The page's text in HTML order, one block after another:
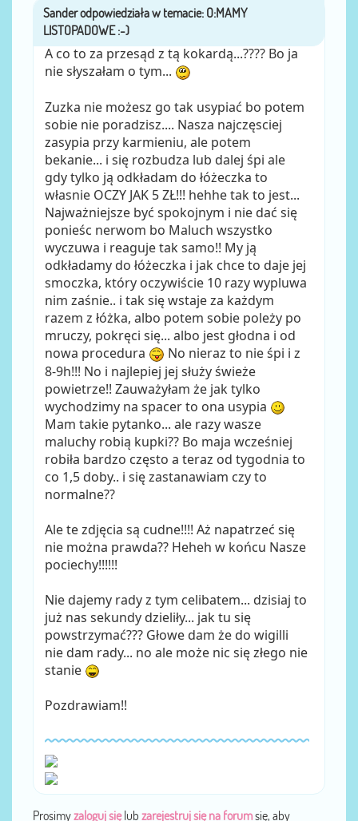
przezSander
A co to za przesąd z tą kokardą...???? Bo ja
nie słyszałam o tym...
Zuzka nie możesz go tak usypiać bo potem
sobie nie poradzisz.... Nasza najczęsciej
zasypia przy karmieniu, ale potem
bekanie... i się rozbudza lub dalej śpi ale
gdy tylko ją odkładam do łóżeczka to
własnie OCZY JAK 5 ZŁ!!! hehhe tak to jest...
Najważniejsze być spokojnym i nie dać się
ponieśc nerwom bo Maluch wszystko
wyczuwa i reaguje tak samo!! My ją
odkładamy do łóżeczka i jak chce to daje jej
smoczka, który oczywiście 10 razy wypluwa
nim zaśnie.. i tak się wstaje za każdym
razem z łóżka, albo potem sobie poleży po
mruczy, pokręci się... albo jest głodna i od
nowa procedura
No nieraz to nie śpi i z
8-9h!!! No i najlepiej jej służy świeże
powietrze!! Zauważyłam że jak tylko
wychodzimy na spacer to ona usypia
Mam takie pytanko... ale razy wasze
maluchy robią kupki?? Bo maja wcześniej
robiła bardzo często a teraz od tygodnia to
co 1,5 doby.. i się zastanawiam czy to
normalne??
Ale te zdjęcia są cudne!!!! Aż napatrzeć się
nie można prawda?? Heheh w końcu Nasze
pociechy!!!!!!
Nie dajemy rady z tym celibatem... dzisiaj to
już nas sekundy dzieliły... jak tu się
powstrzymać??? Głowe dam że do wigilli
nie dam rady... no ale może nic się złego nie
stanie
Pozdrawiam!!
Prosimyzaloguj sięlub zarejestruj się na forumsię, aby